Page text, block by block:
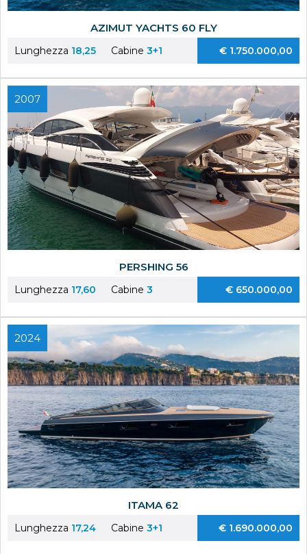
AZIMUT YACHTS 60 FLY
Lunghezza 18,25 Cabine 3+1 € 1.750.000,00
2007
PERSHING 56
Lunghezza 17,60 Cabine 3 € 650.000,00
2024
ITAMA 62
Lunghezza 17,24 Cabine 3+1 € 1.690.000,00